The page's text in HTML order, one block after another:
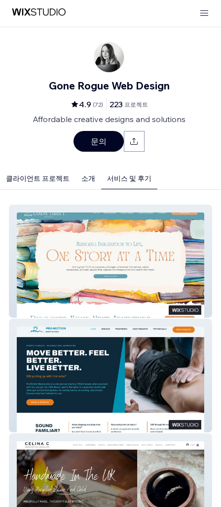
Gone Rogue Web Design
4.9 (72) 223 프로젝트
Affordable creative designs and solutions
문의
클라이언트 프로젝트 소개 서비스 및 후기
Pro-Motion Bodyworks